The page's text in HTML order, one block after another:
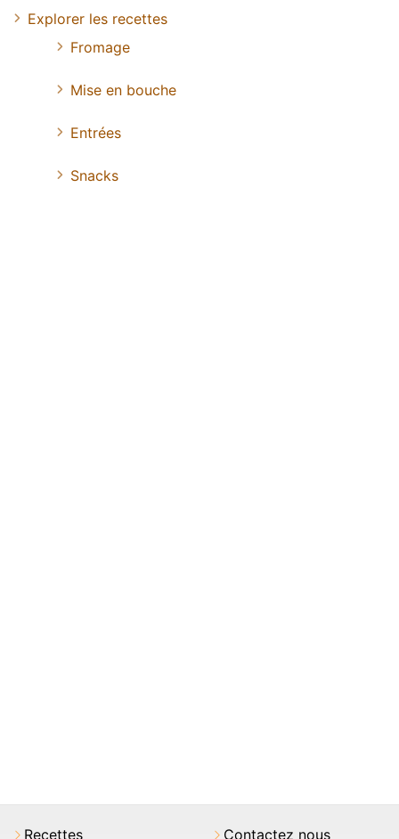
Explorer les recettes
Fromage
Mise en bouche
Entrées
Snacks
Recettes Contactez nous